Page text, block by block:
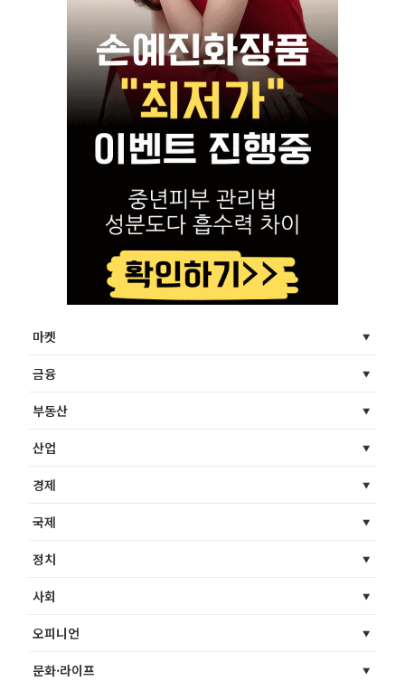
마켓
금융
부동산
산업
경제
국제
정치
사회
오피니언
문화·라이프